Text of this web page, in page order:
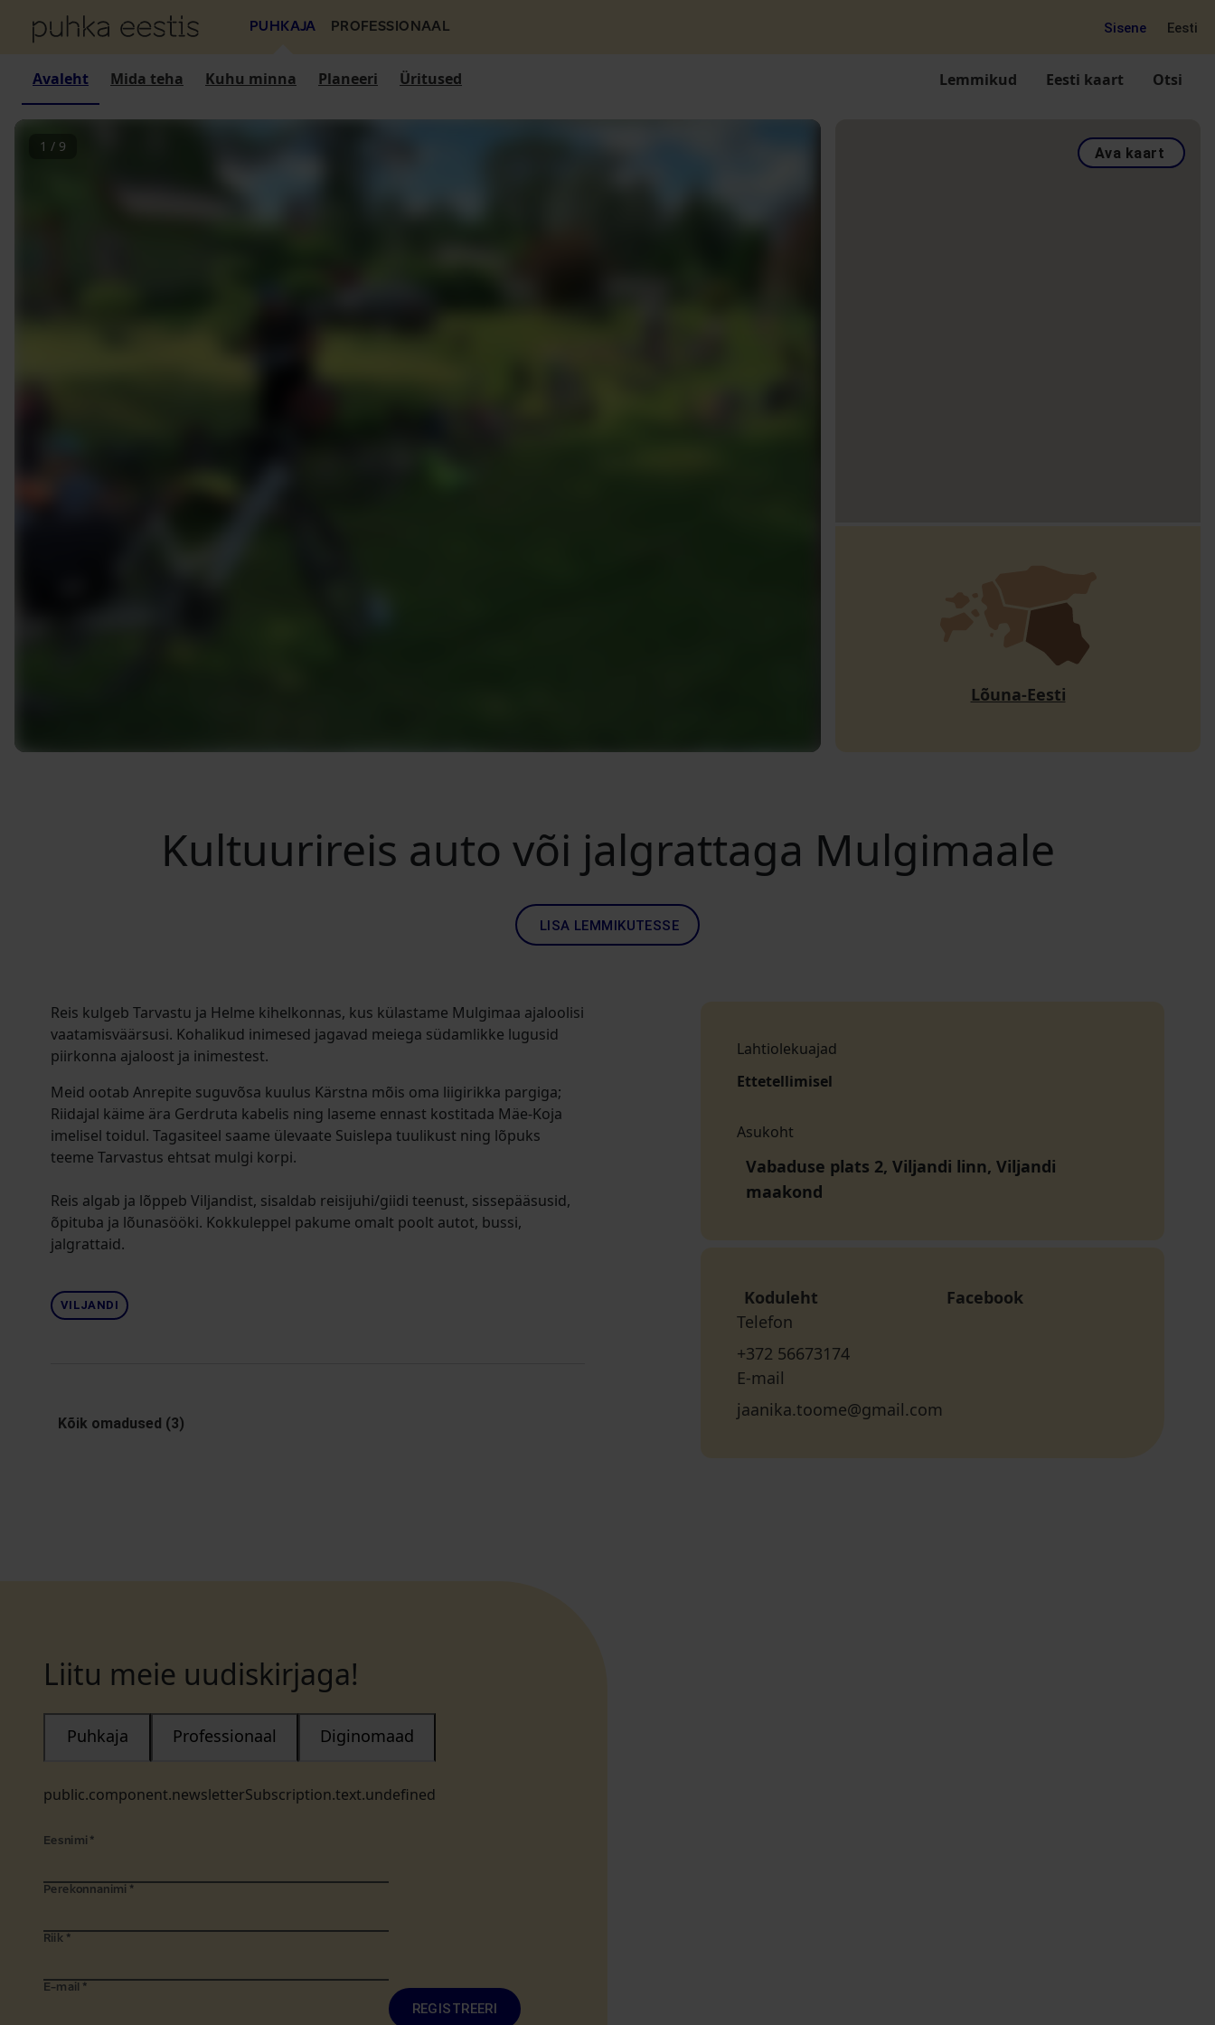
PUHKAJA PROFESSIONAAL Sisene Eesti
Avaleht Mida teha Kuhu minna Planeeri Üritused Lemmikud Eesti kaart Otsi
1 / 9 Ava kaart
Lõuna-Eesti
Kultuurireis auto või jalgrattaga Mulgimaale
LISA LEMMIKUTESSE
Reis kulgeb Tarvastu ja Helme kihelkonnas, kus külastame Mulgimaa ajaloolisi
vaatamisväärsusi. Kohalikud inimesed jagavad meiega südamlikke lugusid
piirkonna ajaloost ja inimestest.
Meid ootab Anrepite suguvõsa kuulus Kärstna mõis oma liigirikka pargiga;
Riidajal käime ära Gerdruta kabelis ning laseme ennast kostitada Mäe-Koja
imelisel toidul. Tagasiteel saame ülevaate Suislepa tuulikust ning lõpuks
teeme Tarvastus ehtsat mulgi korpi.
Reis algab ja lõppeb Viljandist, sisaldab reisijuhi/giidi teenust, sissepääsusid,
õpituba ja lõunasööki. Kokkuleppel pakume omalt poolt autot, bussi,
jalgrattaid.
VILJANDI
Kõik omadused (3)
Lahtiolekuajad
Ettetellimisel
Asukoht
Vabaduse plats 2, Viljandi linn, Viljandi
maakond
Koduleht
Facebook
Telefon
+372 56673174
E-mail
jaanika.toome@gmail.com
Liitu meie uudiskirjaga!
public.component.newsletterSubscription.text.undefined
Puhkaja Professionaal Diginomaad
Eesnimi *
Perekonnanimi *
Riik *
E-mail *
REGISTREERI